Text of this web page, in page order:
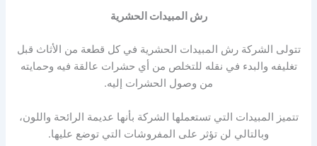
رش المبيدات الحشرية
تتولى الشركة رش المبيدات الحشرية في كل قطعة من الأثاث قبل
تغليفه والبدء في نقله للتخلص من أي حشرات عالقة فيه وحمايته
من وصول الحشرات إليه.
تتميز المبيدات التي تستعملها الشركة بأنها عديمة الرائحة واللون،
وبالتالي لن تؤثر على المفروشات التي توضع عليها.